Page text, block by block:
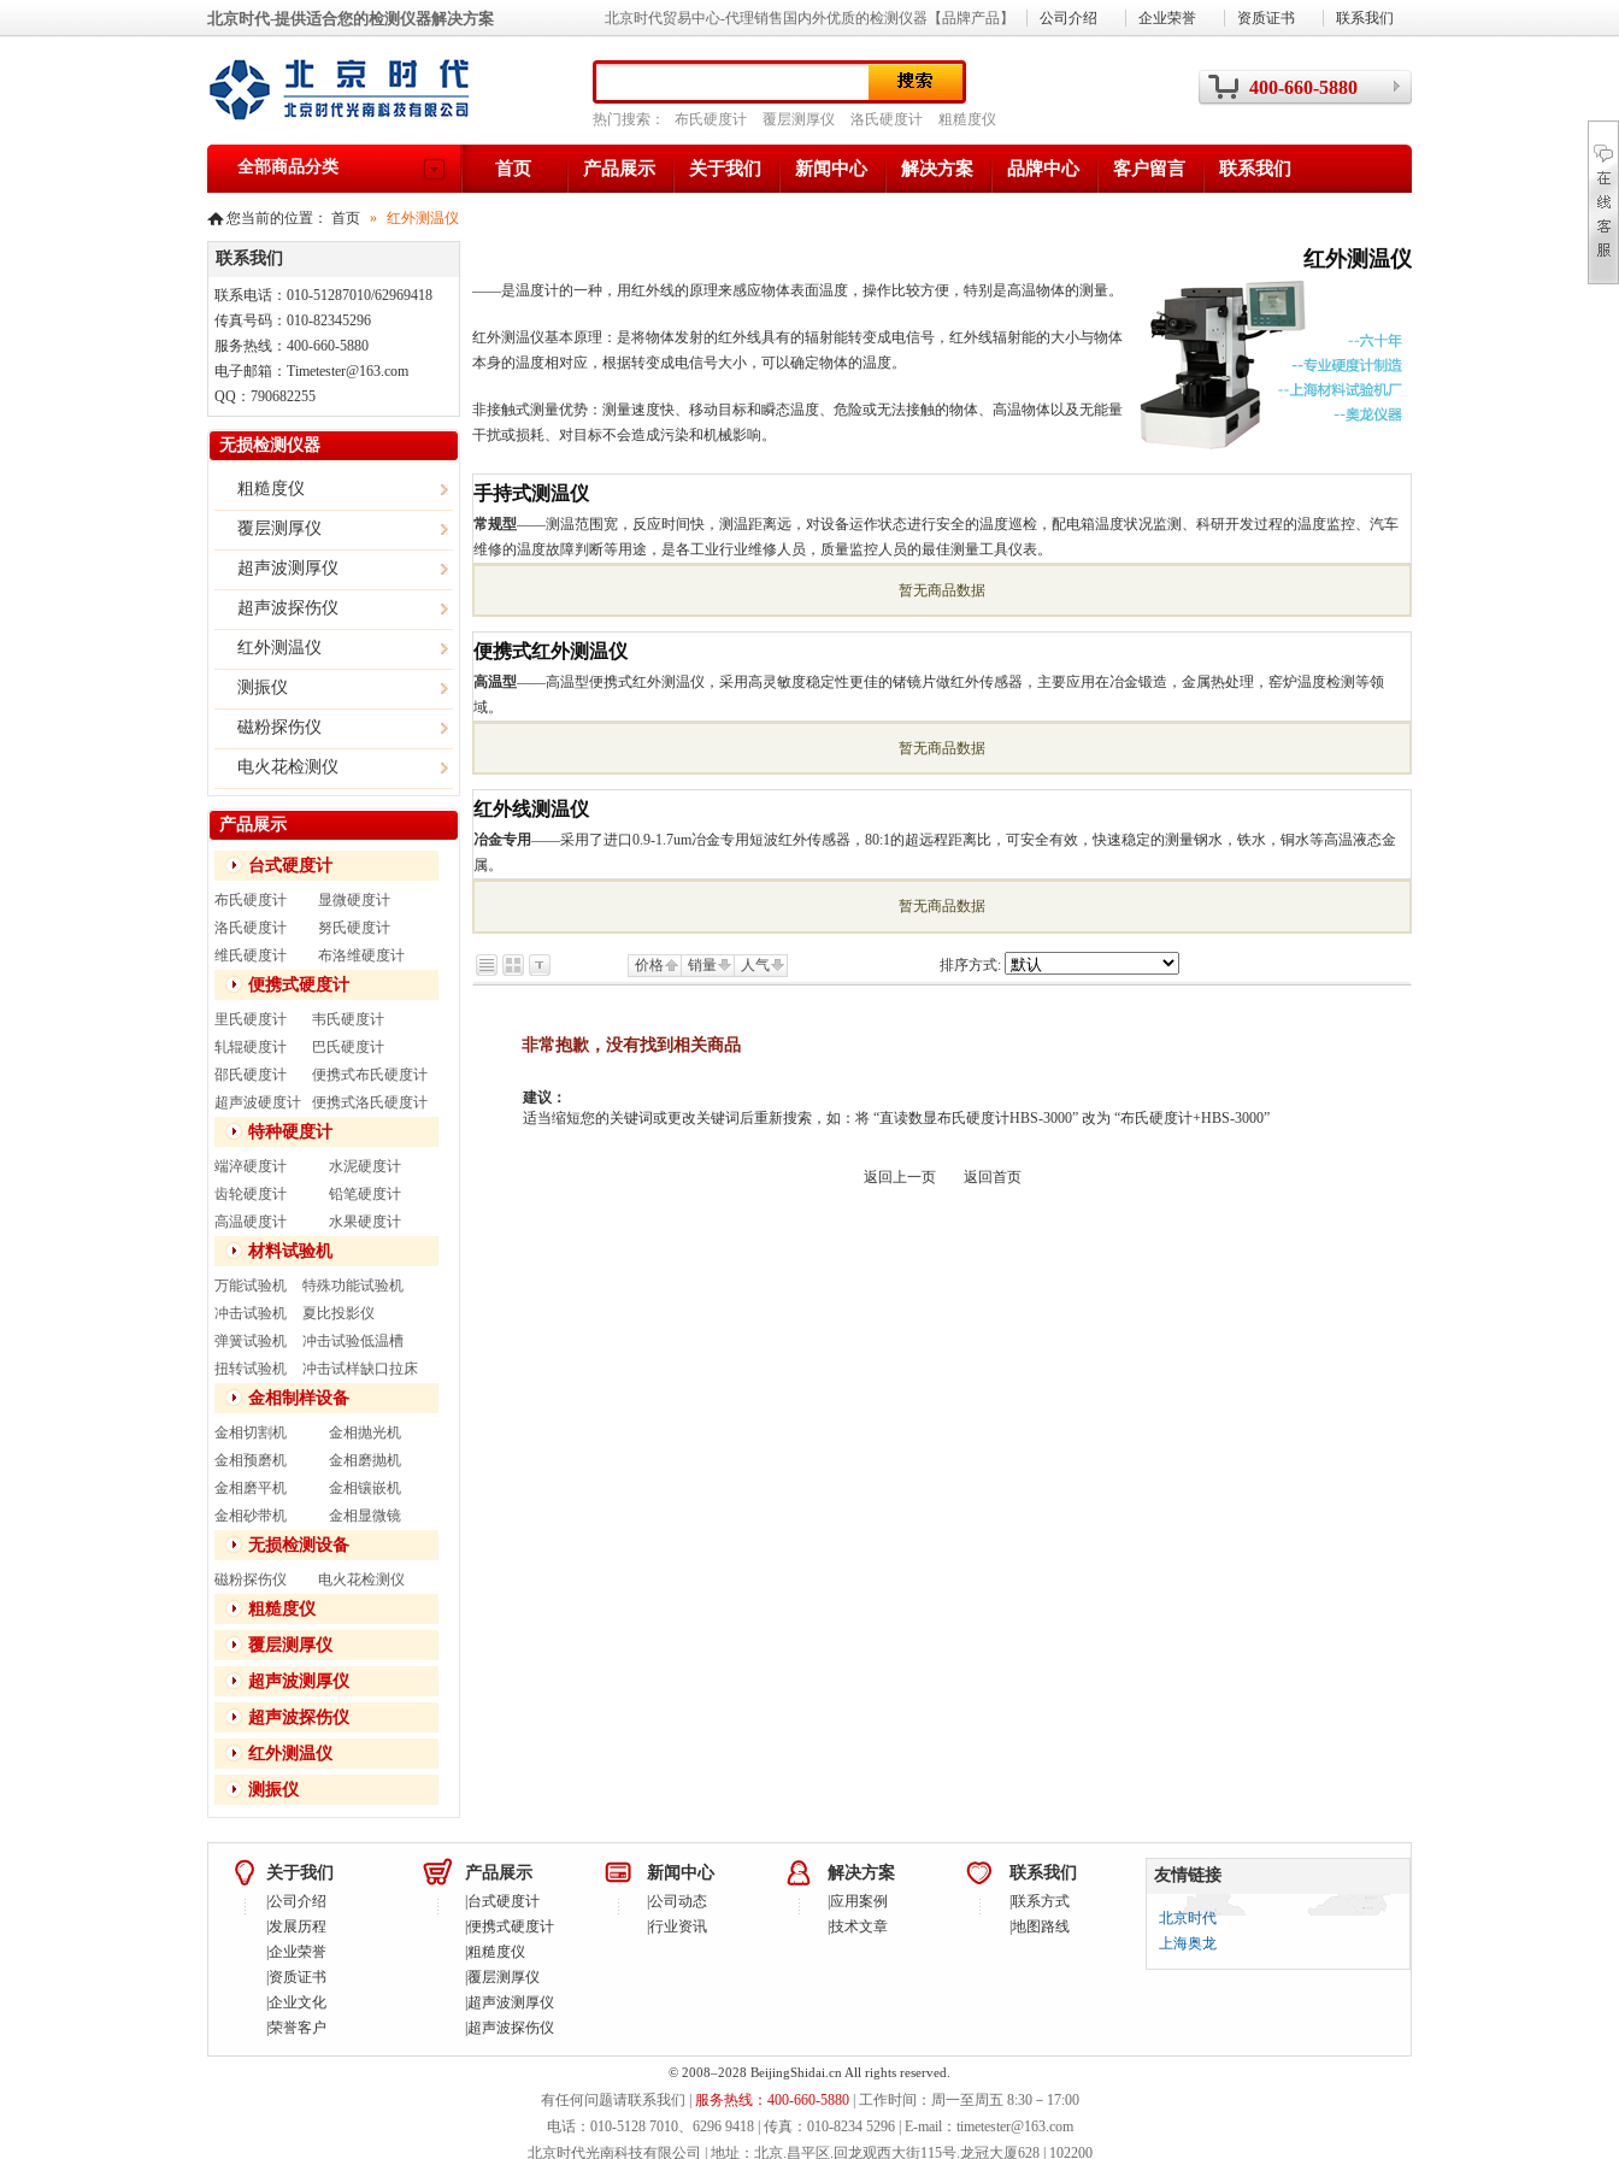
全部商品分类
北京时代-提供适合您的检测仪器解决方案
400-660-5880
热门搜索： 布氏硬度计 覆层测厚仪 洛氏硬度计 粗糙度仪
首页 产品展示 关于我们 新闻中心 解决方案 品牌中心 客户留言 联系我们
公司介绍 企业荣誉 资质证书 联系我们
北京时代贸易中心-代理销售国内外优质的检测仪器【品牌产品】
您当前的位置： 首页 » 红外测温仪
红外测温仪
——是温度计的一种，用红外线的原理来感应物体表面温度，操作比较方便，特别是高温物体的测量。
红外测温仪基本原理：是将物体发射的红外线具有的辐射能转变成电信号，红外线辐射能的大小与物体
本身的温度相对应，根据转变成电信号大小，可以确定物体的温度。
非接触式测量优势：测量速度快、移动目标和瞬态温度、危险或无法接触的物体、高温物体以及无能量
干扰或损耗、对目标不会造成污染和机械影响。
手持式测温仪
常规型——测温范围宽，反应时间快，测温距离远，对设备运作状态进行安全的温度巡检，配电箱温度状况监测、科研开发过程的温度监控、汽车
维修的温度故障判断等用途，是各工业行业维修人员，质量监控人员的最佳测量工具仪表。
暂无商品数据
便携式红外测温仪
高温型——高温型便携式红外测温仪，采用高灵敏度稳定性更佳的锗镜片做红外传感器，主要应用在冶金锻造，金属热处理，窑炉温度检测等领
域。
暂无商品数据
红外线测温仪
冶金专用——采用了进口0.9-1.7um冶金专用短波红外传感器，80:1的超远程距离比，可安全有效，快速稳定的测量钢水，铁水，铜水等高温液态金
属。
暂无商品数据
价格 销量 人气 排序方式:
非常抱歉，没有找到相关商品
建议：
适当缩短您的关键词或更改关键词后重新搜索，如：将 “直读数显布氏硬度计HBS-3000” 改为 “布氏硬度计+HBS-3000”
返回上一页 返回首页
联系我们
联系电话：010-51287010/62969418
传真号码：010-82345296
服务热线：400-660-5880
电子邮箱：Timetester@163.com
QQ：790682255
无损检测仪器
粗糙度仪
覆层测厚仪
超声波测厚仪
超声波探伤仪
红外测温仪
测振仪
磁粉探伤仪
电火花检测仪
产品展示
台式硬度计
布氏硬度计
显微硬度计
洛氏硬度计
努氏硬度计
维氏硬度计
布洛维硬度计
便携式硬度计
里氏硬度计
韦氏硬度计
轧辊硬度计
巴氏硬度计
邵氏硬度计
便携式布氏硬度计
超声波硬度计
便携式洛氏硬度计
特种硬度计
端淬硬度计
水泥硬度计
齿轮硬度计
铅笔硬度计
高温硬度计
水果硬度计
材料试验机
万能试验机
特殊功能试验机
冲击试验机
夏比投影仪
弹簧试验机
冲击试验低温槽
扭转试验机
冲击试样缺口拉床
金相制样设备
金相切割机
金相抛光机
金相预磨机
金相磨抛机
金相磨平机
金相镶嵌机
金相砂带机
金相显微镜
无损检测设备
磁粉探伤仪 电火花检测仪
粗糙度仪
覆层测厚仪
超声波测厚仪
超声波探伤仪
红外测温仪
测振仪
关于我们
公司介绍
发展历程
企业荣誉
资质证书
企业文化
荣誉客户
产品展示
台式硬度计
便携式硬度计
粗糙度仪
覆层测厚仪
超声波测厚仪
超声波探伤仪
新闻中心
公司动态
行业资讯
解决方案
应用案例
技术文章
联系我们
联系方式
地图路线
友情链接
北京时代
上海奥龙
© 2008–2028 BeijingShidai.cn All rights reserved.
有任何问题请联系我们 | 服务热线：400-660-5880| 工作时间：周一至周五 8:30－17:00
电话：010-5128 7010、6296 9418 | 传真：010-8234 5296 | E-mail：timetester@163.com
北京时代光南科技有限公司 | 地址：北京.昌平区.回龙观西大街115号.龙冠大厦628 | 102200